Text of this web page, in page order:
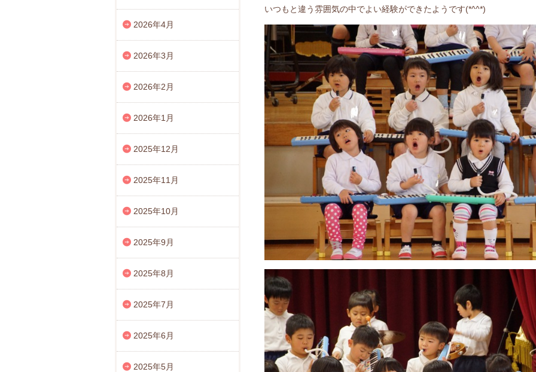
いつもと違う雰囲気の中でよい経験ができたようです(*^^*)
2026年4月
2026年3月
2026年2月
2026年1月
2025年12月
2025年11月
2025年10月
2025年9月
2025年8月
2025年7月
2025年6月
2025年5月